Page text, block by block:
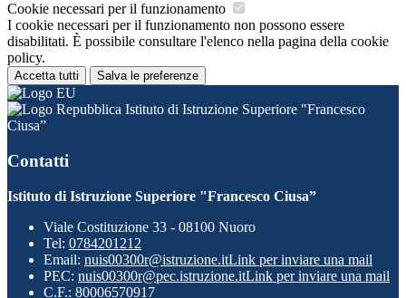
Cookie necessari per il funzionamento
I cookie necessari per il funzionamento non possono essere
disabilitati. È possibile consultare l'elenco nella pagina della cookie
policy.
Accetta tutti Salva le preferenze
Istituto di Istruzione Superiore "Francesco
Ciusa”
Contatti
Istituto di Istruzione Superiore "Francesco Ciusa”
Viale Costituzione 33 - 08100 Nuoro
Tel: 0784201212
Email: nuis00300r@istruzione.itLink per inviare una mail
PEC: nuis00300r@pec.istruzione.itLink per inviare una mail
C.F.: 80006570917